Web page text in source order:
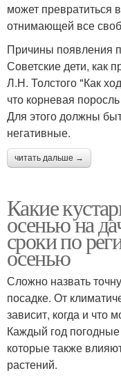
может превратиться
отнимающей все
Причины появления
Советские дети, как
Л.Н. Толстого "Как
что корневая
Для этого должны
негативные.
читать дальше →
Какие
осенью на
сроки по
осенью
Сложно назвать
посадке. От
зависит, когда и что
Каждый год
которые также
растений.